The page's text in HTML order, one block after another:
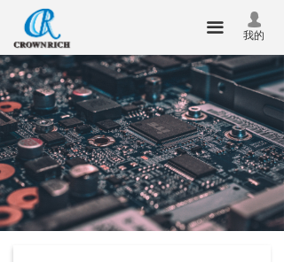
넙
我的
끀
首页
关于我们
产品中心
新闻中心
技术服务
联系我们